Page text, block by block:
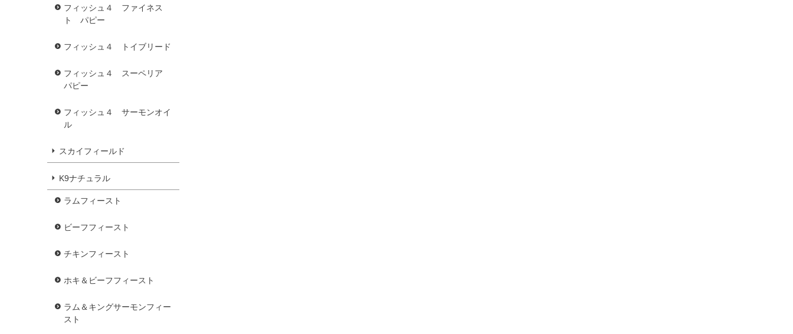
フィッシュ４ ファイネス
ト パピー
フィッシュ４ トイブリード
フィッシュ４ スーペリア
パピー
フィッシュ４ サーモンオイ
ル
スカイフィールド
K9ナチュラル
ラムフィースト
ビーフフィースト
チキンフィースト
ホキ＆ビーフフィースト
ラム＆キングサーモンフィー
スト